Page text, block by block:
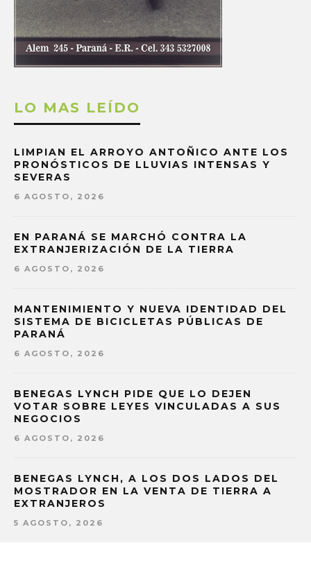
LO MAS LEÍDO
LIMPIAN EL ARROYO ANTOÑICO ANTE LOS
PRONÓSTICOS DE LLUVIAS INTENSAS Y
SEVERAS
6 AGOSTO, 2026
EN PARANÁ SE MARCHÓ CONTRA LA
EXTRANJERIZACIÓN DE LA TIERRA
6 AGOSTO, 2026
MANTENIMIENTO Y NUEVA IDENTIDAD DEL
SISTEMA DE BICICLETAS PÚBLICAS DE
PARANÁ
6 AGOSTO, 2026
BENEGAS LYNCH PIDE QUE LO DEJEN
VOTAR SOBRE LEYES VINCULADAS A SUS
NEGOCIOS
6 AGOSTO, 2026
BENEGAS LYNCH, A LOS DOS LADOS DEL
MOSTRADOR EN LA VENTA DE TIERRA A
EXTRANJEROS
5 AGOSTO, 2026